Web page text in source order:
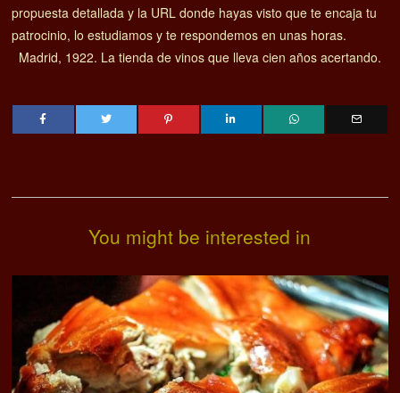
propuesta detallada y la URL donde hayas visto que te encaja tu
patrocinio, lo estudiamos y te respondemos en unas horas.
Madrid, 1922. La tienda de vinos que lleva cien años acertando.
You might be interested in